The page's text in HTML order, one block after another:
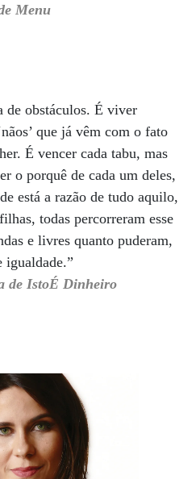
Menu
de obstáculos. É viver
que já vêm com o fato
É vencer cada tabu, mas
o porquê de cada um deles,
está a razão de tudo aquilo,
todas percorreram esse
e livres quanto puderam,
igualdade.”
de IstoÉ Dinheiro